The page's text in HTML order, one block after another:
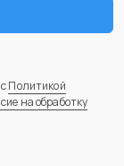
Политикой
на обработку